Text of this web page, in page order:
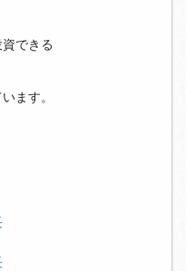
できる
ます。